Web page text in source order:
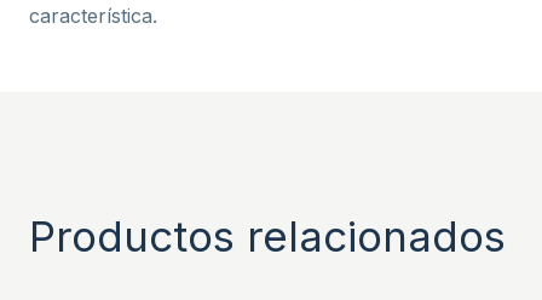
característica.
Productos relacionados